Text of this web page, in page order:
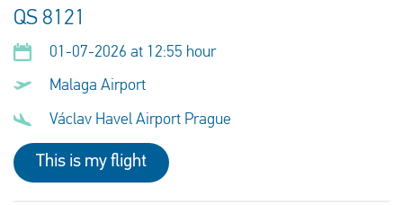
QS 8121
01-07-2026 at 12:55 hour
Malaga Airport
Václav Havel Airport Prague
This is my flight